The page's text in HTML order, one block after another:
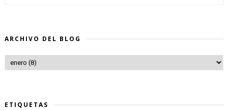
ARCHIVO DEL BLOG
ETIQUETAS